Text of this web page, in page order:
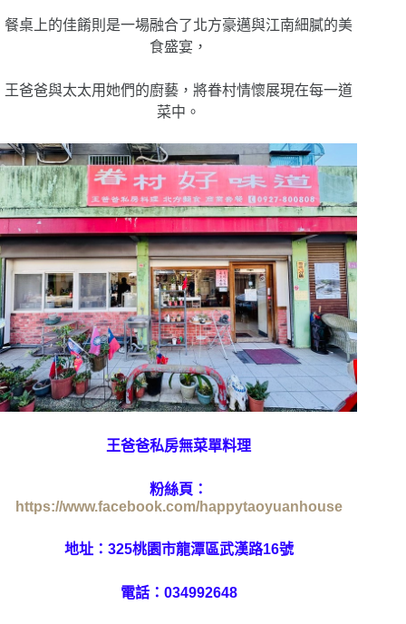
餐桌上的佳餚則是一場融合了北方豪邁與江南細膩的美
食盛宴，
王爸爸與太太用她們的廚藝，將眷村情懷展現在每一道
菜中。
王爸爸私房無菜單料理
粉絲頁：
https://www.facebook.com/happytaoyuanhouse
地址：325桃園市龍潭區武漢路16號
電話： 034992648